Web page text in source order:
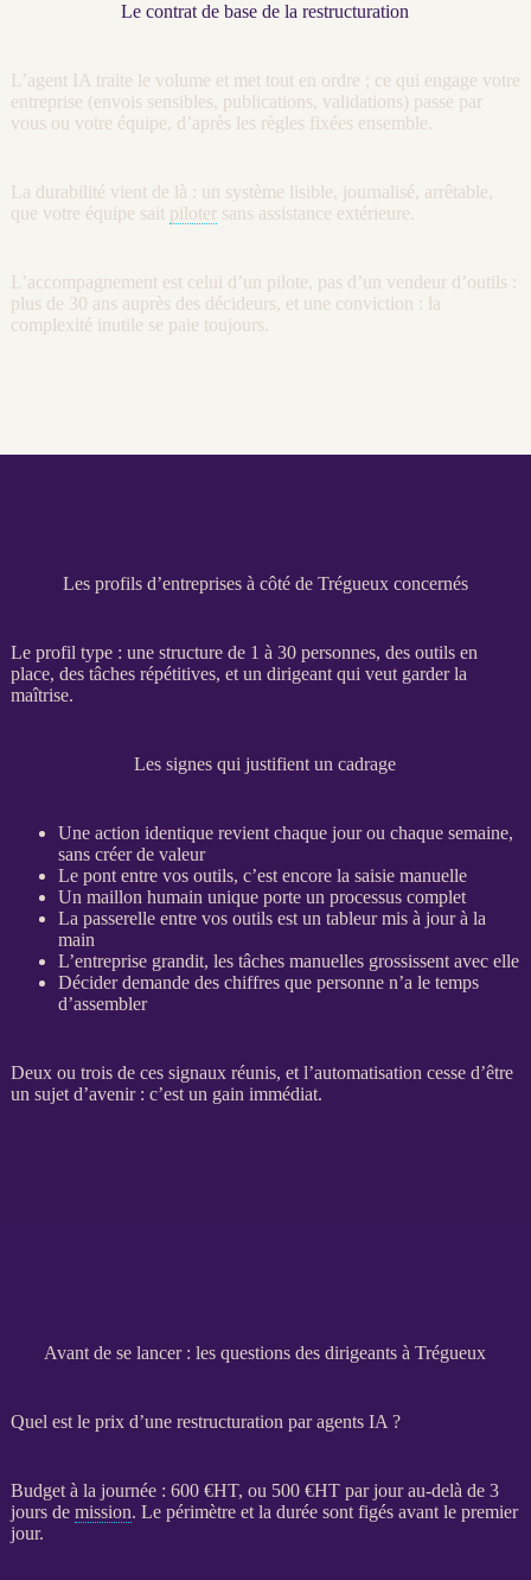
Le contrat de base de la restructuration
L’agent IA traite le volume et met tout en ordre ; ce qui engage votre
entreprise (envois sensibles, publications, validations) passe par
vous ou votre équipe, d’après les règles fixées ensemble.
La durabilité vient de là : un système lisible, journalisé, arrêtable,
que votre équipe sait pilotersans assistance extérieure.
L’accompagnement est celui d’un pilote, pas d’un vendeur d’outils :
plus de 30 ans auprès des décideurs, et une conviction : la
complexité inutile se paie toujours.
Les profils d’entreprises à côté de Trégueux concernés
Le profil type : une structure de 1 à 30 personnes, des outils en
place, des tâches répétitives, et un dirigeant qui veut garder la
maîtrise.
Les signes qui justifient un cadrage
Une action identique revient chaque jour ou chaque semaine,
sans créer de valeur
Le pont entre vos outils, c’est encore la saisie manuelle
Un maillon humain unique porte un processuscomplet
La passerelle entre vos outils est un tableur mis à jour à la
main
L’entreprise grandit, les tâches manuelles grossissent avec elle
Décider demande des chiffres que personne n’a le temps
d’assembler
Deux ou trois de ces signaux réunis, et l’automatisation cesse d’être
un sujet d’avenir : c’est un gain immédiat.
Avant de se lancer : les questions des dirigeants à Trégueux
Quel est le prix d’une restructuration par agents IA ?
Budget à la journée : 600 €HT, ou 500 €HTpar jour au-delà de 3
jours de mission. Le périmètre et la durée sont figés avant le premier
jour.